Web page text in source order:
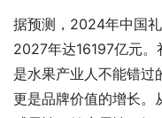
据预测，2024年中国
2027年达16197亿元
是水果产业人不能错过
更是品牌价值的增长。